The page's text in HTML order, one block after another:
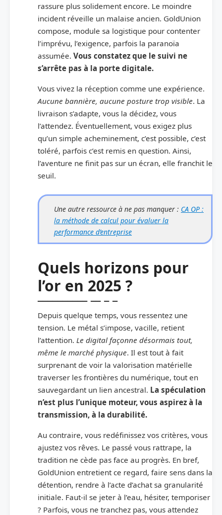
rassure plus solidement encore. Le moindre
incident réveille un malaise ancien. GoldUnion
compose, module sa logistique pour contenter
l’imprévu, l’exigence, parfois la paranoïa
assumée. Vous constatez que le suivi ne
s’arrête pas à la porte digitale.
Vous vivez la réception comme une expérience.
Aucune bannière, aucune posture trop visible. La
livraison s’adapte, vous la décidez, vous
l’attendez. Éventuellement, vous exigez plus
qu’un simple acheminement, c’est possible, c’est
toléré, parfois c’est remis en question. Ainsi,
l’aventure ne finit pas sur un écran, elle franchit le
seuil.
Une autre ressource à ne pas manquer : CA OP :
la méthode de calcul pour évaluer la
performance d’entreprise
Quels horizons pour
l’or en 2025 ?
Depuis quelque temps, vous ressentez une
tension. Le métal s’impose, vacille, retient
l’attention. Le digital façonne désormais tout,
même le marché physique. Il est tout à fait
surprenant de voir la valorisation matérielle
traverser les frontières du numérique, tout en
sauvegardant un lien ancestral. La spéculation
n’est plus l’unique moteur, vous aspirez à la
transmission, à la durabilité.
Au contraire, vous redéfinissez vos critères, vous
ajustez vos rêves. Le passé vous rattrape, la
tradition ne cède pas face au progrès. En bref,
GoldUnion entretient ce regard, faire sens dans la
détention, rendre à l’acte d’achat sa granularité
initiale. Faut-il se jeter à l’eau, hésiter, temporiser
? Parfois, vous ne tranchez pas, vous attendez